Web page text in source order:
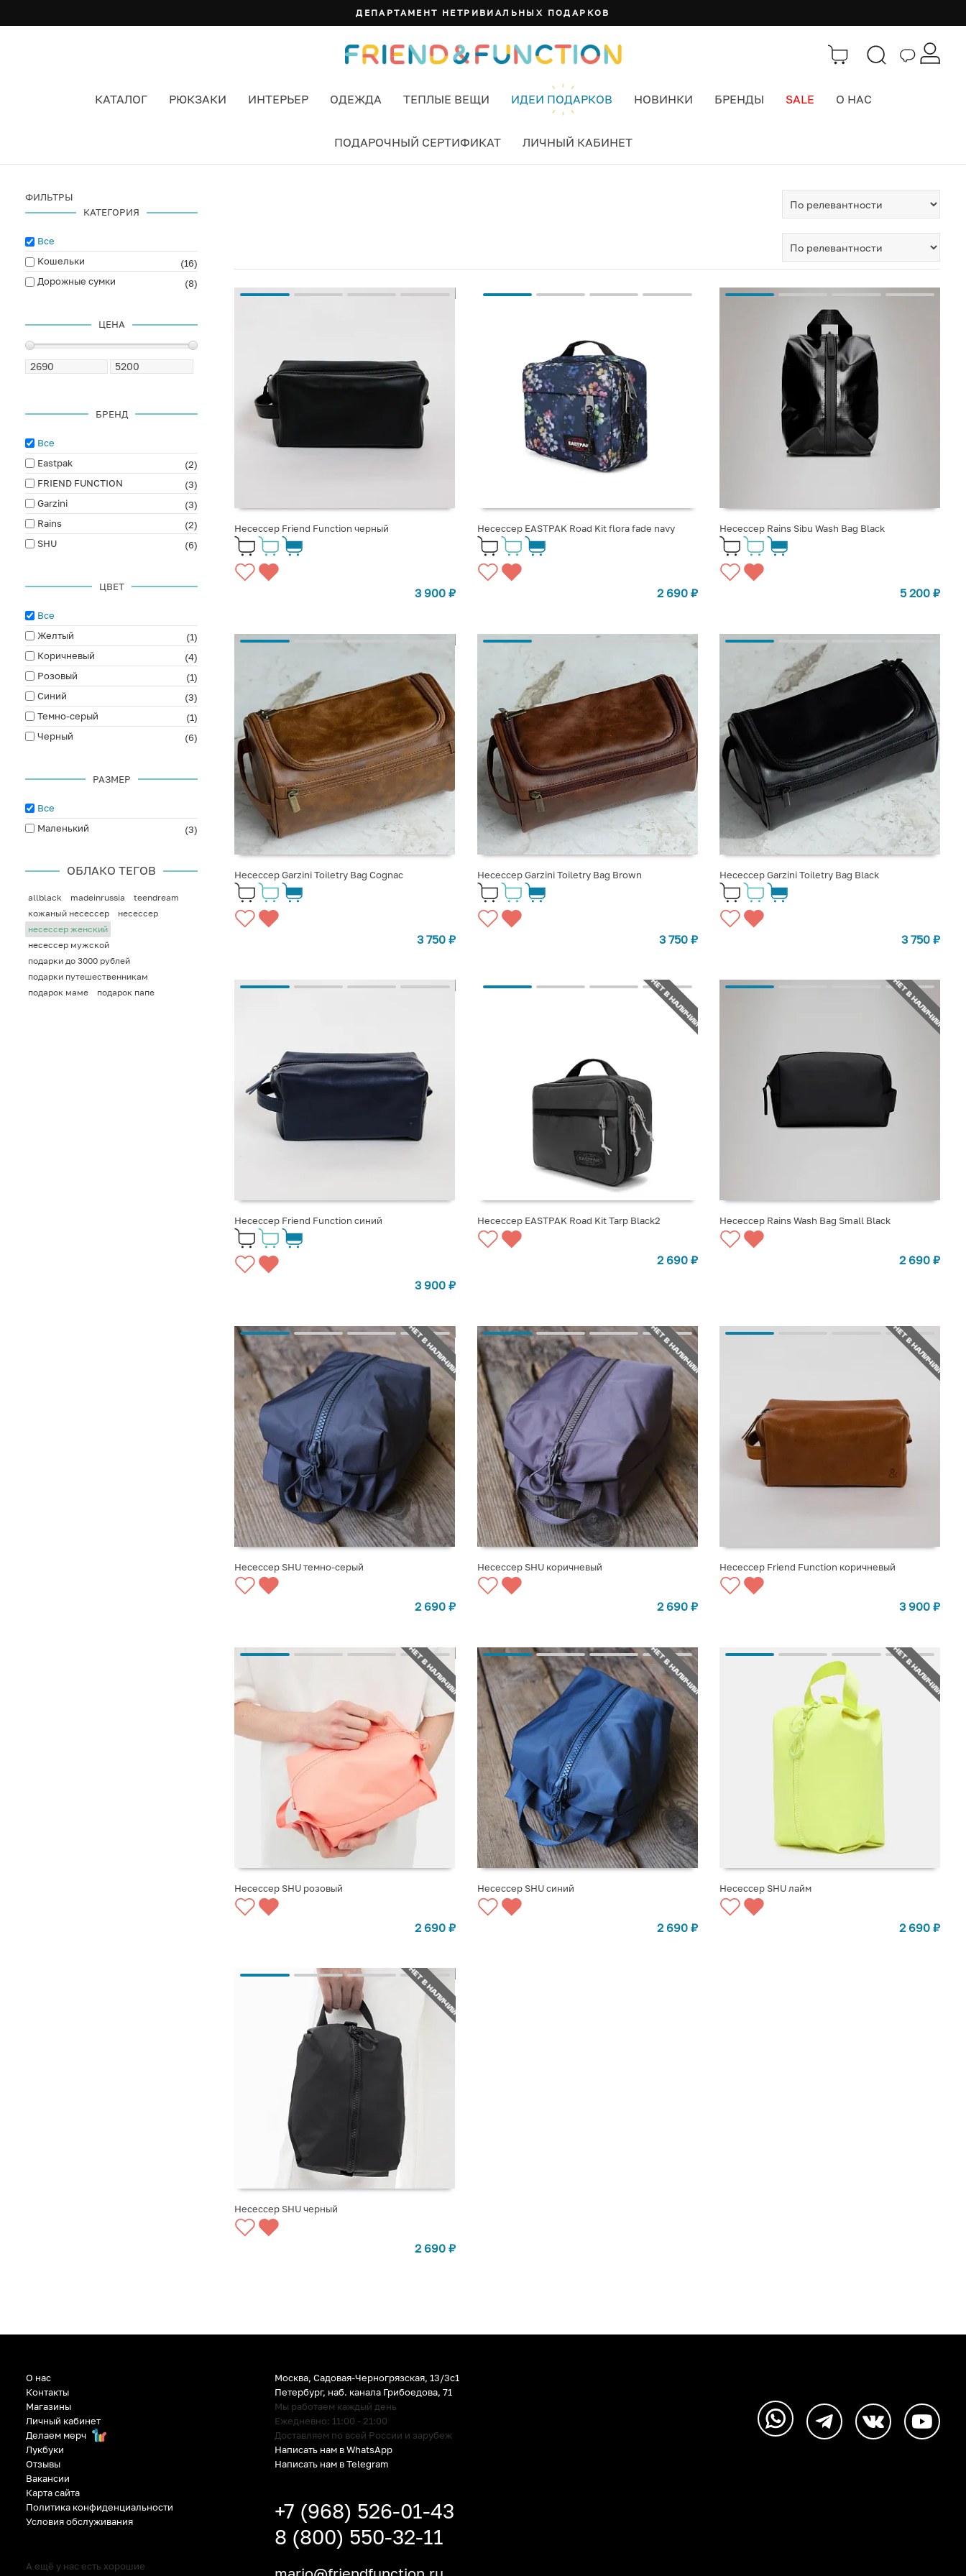
ДЕПАРТАМЕНТ НЕТРИВИАЛЬНЫХ ПОДАРКОВ
КАТАЛОГ РЮКЗАКИ ИНТЕРЬЕР ОДЕЖДА ТЕПЛЫЕ ВЕЩИ ИДЕИ ПОДАРКОВ НОВИНКИ БРЕНДЫ SALE О НАС
ПОДАРОЧНЫЙ СЕРТИФИКАТ ЛИЧНЫЙ КАБИНЕТ
ФИЛЬТРЫ
КАТЕГОРИЯ
Все
Кошельки
(16)
Дорожные сумки
(8)
ЦЕНА
БРЕНД
Все
Eastpak
(2)
FRIEND FUNCTION
(3)
Garzini
(3)
Rains
(2)
SHU
(6)
ЦВЕТ
Все
Желтый
(1)
Коричневый
(4)
Розовый
(1)
Синий
(3)
Темно-серый
(1)
Черный
(6)
РАЗМЕР
Все
Маленький
(3)
ОБЛАКО ТЕГОВ
allblack madeinrussia
teendream
кожаный несессер
несессер
несессер женский
несессер мужской
подарки до 3000 рублей
подарки путешественникам
подарок маме
подарок папе
Несессер Friend Function черный
3 900 ₽
Несессер EASTPAK Road Kit flora fade navy
2 690 ₽
Несессер Rains Sibu Wash Bag Black
5 200 ₽
Несессер Garzini Toiletry Bag Cognac
3 750 ₽
Несессер Garzini Toiletry Bag Brown
3 750 ₽
Несессер Garzini Toiletry Bag Black
3 750 ₽
Несессер Friend Function синий
3 900 ₽
НЕТ В НАЛИЧИИ
СООБЩИТЬ О ПОСТУПЛЕНИИ
Несессер EASTPAK Road Kit Tarp Black2
2 690 ₽
НЕТ В НАЛИЧИИ
СООБЩИТЬ О ПОСТУПЛЕНИИ
Несессер Rains Wash Bag Small Black
2 690 ₽
НЕТ В НАЛИЧИИ
СООБЩИТЬ О ПОСТУПЛЕНИИ
Несессер SHU темно-серый
2 690 ₽
НЕТ В НАЛИЧИИ
СООБЩИТЬ О ПОСТУПЛЕНИИ
Несессер SHU коричневый
2 690 ₽
НЕТ В НАЛИЧИИ
СООБЩИТЬ О ПОСТУПЛЕНИИ
Несессер Friend Function коричневый
3 900 ₽
НЕТ В НАЛИЧИИ
СООБЩИТЬ О ПОСТУПЛЕНИИ
Несессер SHU розовый
2 690 ₽
НЕТ В НАЛИЧИИ
СООБЩИТЬ О ПОСТУПЛЕНИИ
Несессер SHU синий
2 690 ₽
НЕТ В НАЛИЧИИ
СООБЩИТЬ О ПОСТУПЛЕНИИ
Несессер SHU лайм
2 690 ₽
НЕТ В НАЛИЧИИ
СООБЩИТЬ О ПОСТУПЛЕНИИ
Несессер SHU черный
2 690 ₽
О нас
Контакты
Магазины
Личный кабинет
Делаем мерч
Лукбуки
Отзывы
Вакансии
Карта сайта
Политика конфиденциальности
Условия обслуживания
А ещё у нас есть хорошие
Москва, Садовая-Черногрязская, 13/3c1
Петербург, наб. канала Грибоедова, 71
Мы работаем каждый день
Ежедневно: 11:00 - 21:00
Доставляем по всей России и зарубеж
Написать нам в WhatsApp
Написать нам в Telegram
+7 (968) 526-01-43
8 (800) 550-32-11